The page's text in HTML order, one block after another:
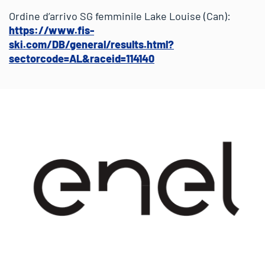
Ordine d’arrivo SG femminile Lake Louise (Can):
https://www.fis-
ski.com/DB/general/results.html?
sectorcode=AL&raceid=114140